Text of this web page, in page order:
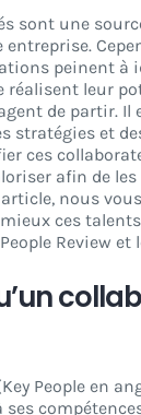
sont une
peinent à
leur
de partir. Il
stratégies et
ces
afin de
nous
ces
Review et
People en